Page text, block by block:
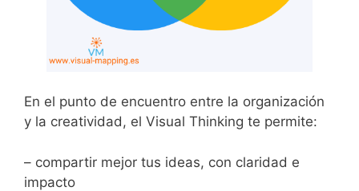
En el punto de encuentro entre la organización
y la creatividad, el Visual Thinking te permite:
– compartir mejor tus ideas, con claridad e
impacto